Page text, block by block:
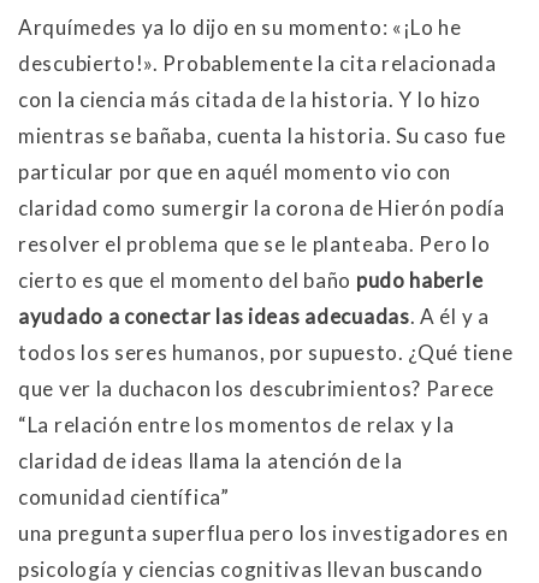
Arquímedes ya lo dijo en su momento: «¡Lo he
descubierto!». Probablemente la cita relacionada
con la ciencia más citada de la historia. Y lo hizo
mientras se bañaba, cuenta la historia. Su caso fue
particular por que en aquél momento vio con
claridad como sumergir la corona de Hierón podía
resolver el problema que se le planteaba. Pero lo
cierto es que el momento del baño pudo haberle
ayudado a conectar las ideas adecuadas. A él y a
todos los seres humanos, por supuesto. ¿Qué tiene
que ver la ducha
La relación entre los momentos de relax y la
claridad de ideas llama la atención de la
comunidad científica
con los descubrimientos? Parece
una pregunta superflua pero los investigadores en
psicología y ciencias cognitivas llevan buscando